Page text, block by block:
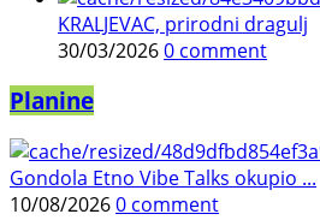
KRALJEVAC, prirodni dragulj
30/03/20260 comment
Planine
Gondola Etno Vibe Talks okupio ...
10/08/20260 comment